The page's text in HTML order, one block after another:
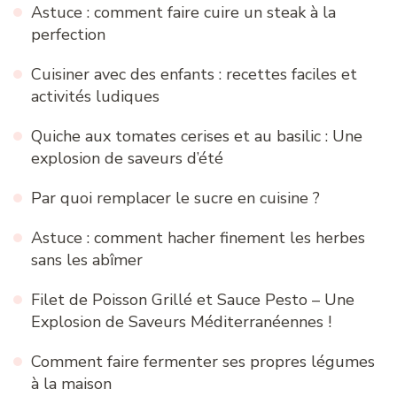
Astuce : comment faire cuire un steak à la
perfection
Cuisiner avec des enfants : recettes faciles et
activités ludiques
Quiche aux tomates cerises et au basilic : Une
explosion de saveurs d’été
Par quoi remplacer le sucre en cuisine ?
Astuce : comment hacher finement les herbes
sans les abîmer
Filet de Poisson Grillé et Sauce Pesto – Une
Explosion de Saveurs Méditerranéennes !
Comment faire fermenter ses propres légumes
à la maison